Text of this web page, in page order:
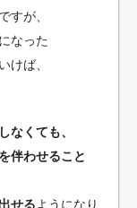
すが、
なった
けば、
なくても、
伴わせること
せるようになり